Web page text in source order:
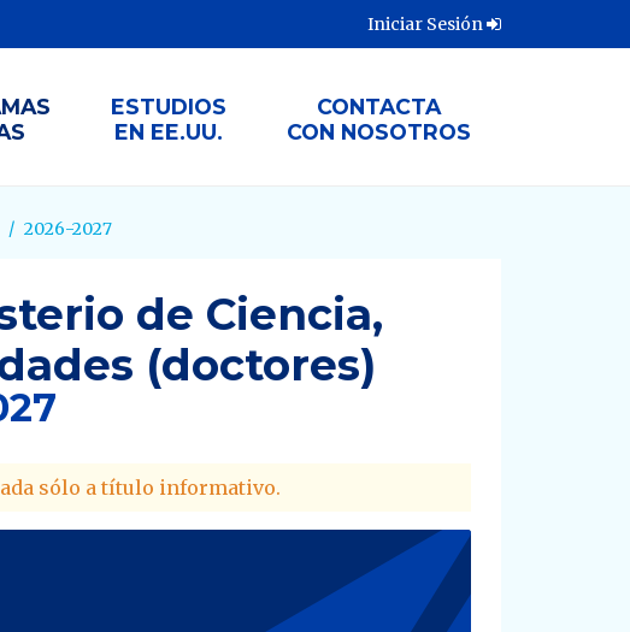
Iniciar Sesión
ESTUDIOS
EN EE.UU.
CONTACTA
CON NOSOTROS
2026-2027
de Ciencia,
(doctores)
sólo a título informativo.